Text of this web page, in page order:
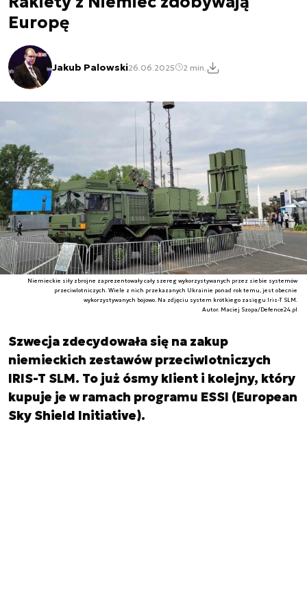
Europę
Jakub Palowski26.06.2025 2 min.
Niemieckie siły zbrojne zaprezentowały cały szereg wykorzystywanych przez siebie systemów
przeciwlotniczych. Wiele z nich przekazanych Ukrainie ponad rok temu, jest obecnie
wykorzystywanych bojowo. Na zdjęciu system krótkiego zasięgu Iris-T SLM.
Autor. Maciej Szopa/Defence24.pl
Szwecja zdecydowała się na zakup
niemieckich zestawów przeciwlotniczych
IRIS-T SLM. To już ósmy klient i kolejny, który
kupuje je w ramach programu ESSI (European
Sky Shield Initiative).